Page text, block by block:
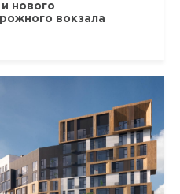
нового
вокзала